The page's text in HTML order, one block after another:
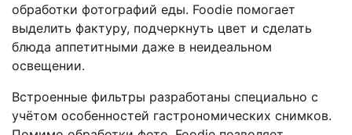
обработки фотографий еды. Foodie помогает
выделить фактуру, подчеркнуть цвет и сделать
блюда аппетитными даже в неидеальном
освещении.
Встроенные фильтры разработаны специально с
учётом особенностей гастрономических снимков.